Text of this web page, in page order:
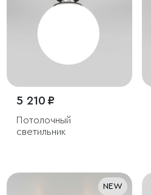
5 210 ₽
Потолочный
светильник
NEW